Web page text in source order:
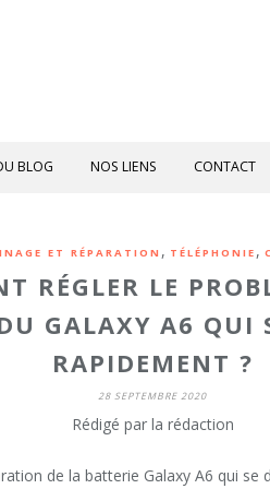
BLOG NOS LIENS CONTACT
ET RÉPARATION , TÉLÉPHONIE ,
RÉGLER LE
GALAXY A6 QUI
RAPIDEMENT ?
28 SEPTEMBRE 2020
Rédigé par la rédaction